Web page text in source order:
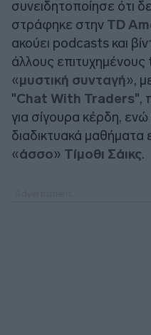
συνειδητοποίησε ότι
στράφηκε στην TD
ακούει podcasts και
άλλους επιτυχημένους
«μυστική συνταγή»,
"Chat With Traders",
για σίγουρα κέρδη,
διαδικτυακά
«άσσο» Τίμοθι Σάικς.